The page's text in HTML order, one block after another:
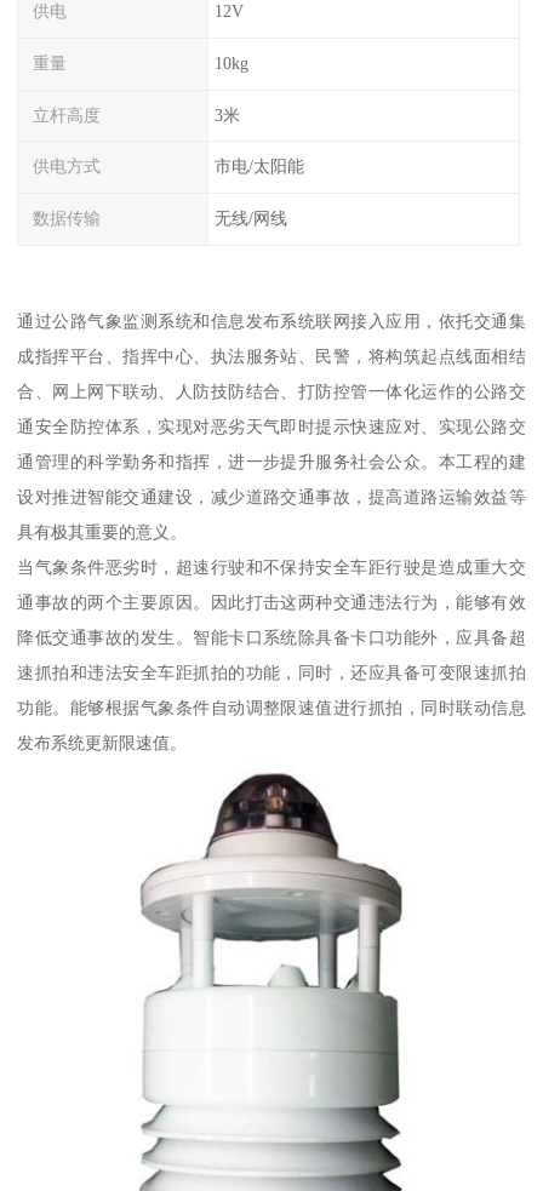
供电 12V
重量 10kg
立杆高度 3米
供电方式 市电/太阳能
数据传输 无线/网线
通过公路气象监测系统和信息发布系统联网接入应用，依托交通集
成指挥平台、指挥中心、执法服务站、民警，将构筑起点线面相结
合、网上网下联动、人防技防结合、打防控管一体化运作的公路交
通安全防控体系，实现对恶劣天气即时提示快速应对、实现公路交
通管理的科学勤务和指挥，进一步提升服务社会公众。本工程的建
设对推进智能交通建设，减少道路交通事故，提高道路运输效益等
具有极其重要的意义。
当气象条件恶劣时，超速行驶和不保持安全车距行驶是造成重大交
通事故的两个主要原因。因此打击这两种交通违法行为，能够有效
降低交通事故的发生。智能卡口系统除具备卡口功能外，应具备超
速抓拍和违法安全车距抓拍的功能，同时，还应具备可变限速抓拍
功能。能够根据气象条件自动调整限速值进行抓拍，同时联动信息
发布系统更新限速值。